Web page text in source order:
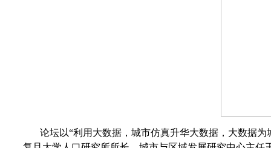
论坛以“利用大数据，城市仿真升华大数据，大数据